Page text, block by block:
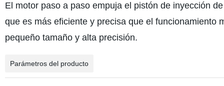
El motor paso a paso empuja el pistón de inyección
que es más eficiente y precisa que el funcionamiento
pequeño tamaño y alta precisión.
Parámetros del producto